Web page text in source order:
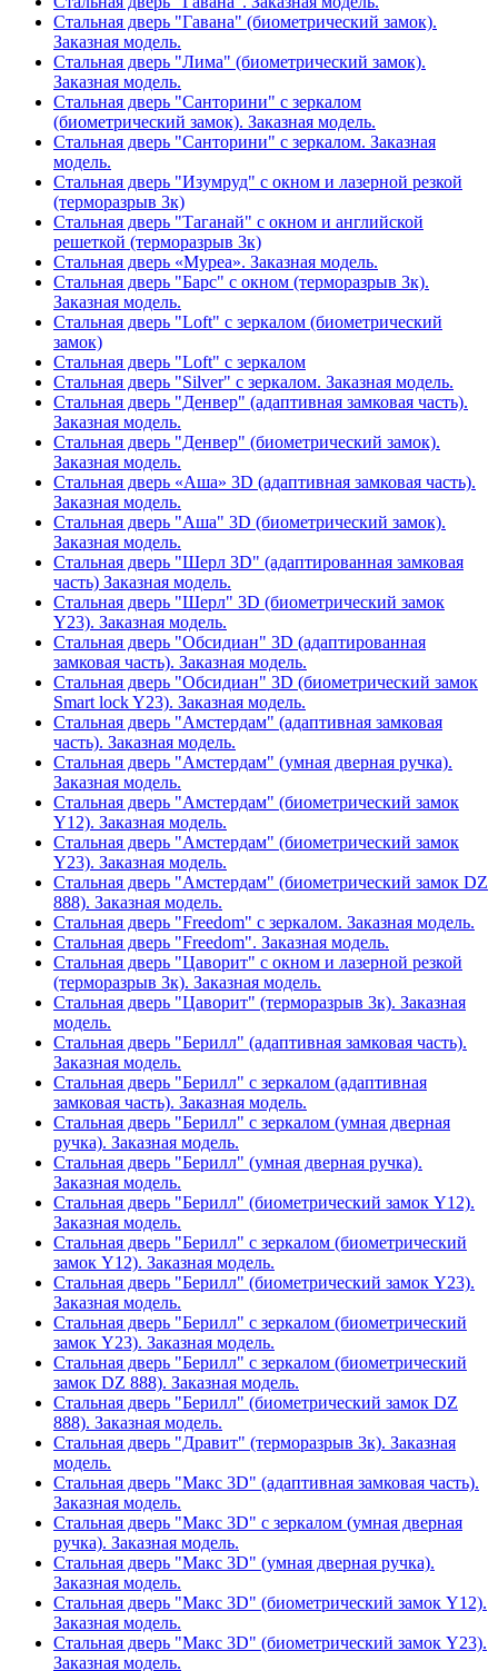
Стальная дверь "Гавана" (биометрический замок).
Заказная модель.
Стальная дверь "Лима" (биометрический замок).
Заказная модель.
Стальная дверь "Санторини" с зеркалом
(биометрический замок). Заказная модель.
Стальная дверь "Санторини" с зеркалом. Заказная
модель.
Стальная дверь "Изумруд" с окном и лазерной резкой
(терморазрыв 3к)
Стальная дверь "Таганай" с окном и английской
решеткой (терморазрыв 3к)
Стальная дверь «Муреа». Заказная модель.
Стальная дверь "Барс" с окном (терморазрыв 3к).
Заказная модель.
Стальная дверь "Loft" с зеркалом (биометрический
замок)
Стальная дверь "Loft" с зеркалом
Стальная дверь "Silver" с зеркалом. Заказная модель.
Стальная дверь "Денвер" (адаптивная замковая часть).
Заказная модель.
Стальная дверь "Денвер" (биометрический замок).
Заказная модель.
Стальная дверь «Аша» 3D (адаптивная замковая часть).
Заказная модель.
Стальная дверь "Аша" 3D (биометрический замок).
Заказная модель.
Стальная дверь "Шерл 3D" (адаптированная замковая
часть) Заказная модель.
Стальная дверь "Шерл" 3D (биометрический замок
Y23). Заказная модель.
Стальная дверь "Обсидиан" 3D (адаптированная
замковая часть). Заказная модель.
Стальная дверь "Обсидиан" 3D (биометрический замок
Smart lock Y23). Заказная модель.
Стальная дверь "Амстердам" (адаптивная замковая
часть). Заказная модель.
Стальная дверь "Амстердам" (умная дверная ручка).
Заказная модель.
Стальная дверь "Амстердам" (биометрический замок
Y12). Заказная модель.
Стальная дверь "Амстердам" (биометрический замок
Y23). Заказная модель.
Стальная дверь "Амстердам" (биометрический замок DZ
888). Заказная модель.
Стальная дверь "Freedom" с зеркалом. Заказная модель.
Стальная дверь "Freedom". Заказная модель.
Стальная дверь "Цаворит" с окном и лазерной резкой
(терморазрыв 3к). Заказная модель.
Стальная дверь "Цаворит" (терморазрыв 3к). Заказная
модель.
Стальная дверь "Берилл" (адаптивная замковая часть).
Заказная модель.
Стальная дверь "Берилл" с зеркалом (адаптивная
замковая часть). Заказная модель.
Стальная дверь "Берилл" с зеркалом (умная дверная
ручка). Заказная модель.
Стальная дверь "Берилл" (умная дверная ручка).
Заказная модель.
Стальная дверь "Берилл" (биометрический замок Y12).
Заказная модель.
Стальная дверь "Берилл" с зеркалом (биометрический
замок Y12). Заказная модель.
Стальная дверь "Берилл" (биометрический замок Y23).
Заказная модель.
Стальная дверь "Берилл" с зеркалом (биометрический
замок Y23). Заказная модель.
Стальная дверь "Берилл" с зеркалом (биометрический
замок DZ 888). Заказная модель.
Стальная дверь "Берилл" (биометрический замок DZ
888). Заказная модель.
Стальная дверь "Дравит" (терморазрыв 3к). Заказная
модель.
Стальная дверь "Макс 3D" (адаптивная замковая часть).
Заказная модель.
Стальная дверь "Макс 3D" с зеркалом (умная дверная
ручка). Заказная модель.
Стальная дверь "Макс 3D" (умная дверная ручка).
Заказная модель.
Стальная дверь "Макс 3D" (биометрический замок Y12).
Заказная модель.
Стальная дверь "Макс 3D" (биометрический замок Y23).
Заказная модель.